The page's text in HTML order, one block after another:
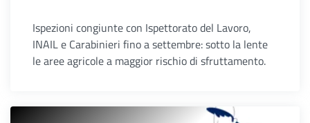
Ispezioni congiunte con Ispettorato del Lavoro,
INAIL e Carabinieri fino a settembre: sotto la lente
le aree agricole a maggior rischio di sfruttamento.